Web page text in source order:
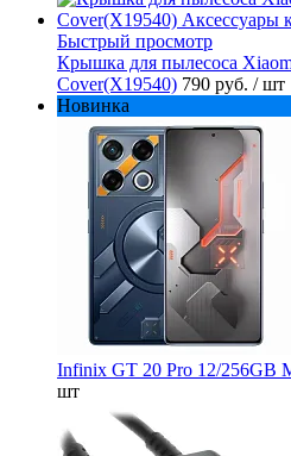
Быстрый просмотр
Крышка для пылесоса
Cover(X19540) 790 руб. / шт
Новинка
Infinix GT 20 Pro 12/256GB
шт